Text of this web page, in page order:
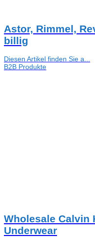
Astor, Rimmel,
billig
Diesen Artikel finden Sie a...
B2B Produkte
Wholesale Calvin
Underwear